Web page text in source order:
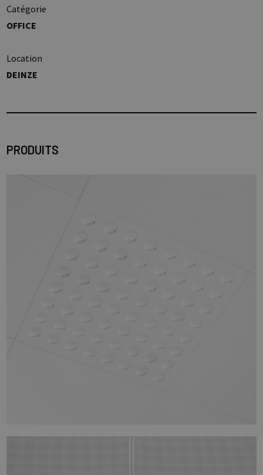
Catégorie
OFFICE
Location
DEINZE
PRODUITS